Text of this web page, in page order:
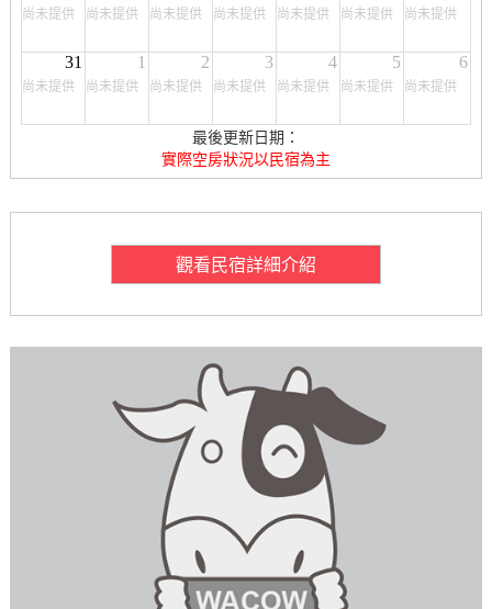
尚未提供 尚未提供 尚未提供 尚未提供 尚未提供 尚未提供 尚未提供
31
尚未提供
1
尚未提供
2
尚未提供
3
尚未提供
4
尚未提供
5
尚未提供
6
尚未提供
最後更新日期：
實際空房狀況以民宿為主
觀看民宿詳細介紹